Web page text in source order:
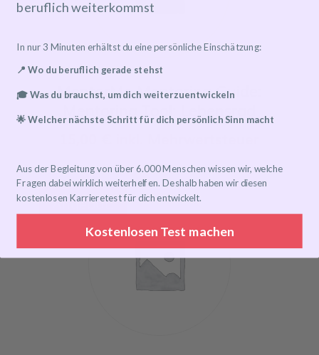
MentorMe Mentoring Guide:
Angebot!
beruflich weiterkommst
In nur 3 Minuten erhältst du eine persönliche Einschätzung:
📍 Wo du beruflich gerade stehst
🎓 Was du brauchst, um dich weiterzuentwickeln
🌟 Welcher nächste Schritt für dich persönlich Sinn macht
Aus der Begleitung von über 6.000 Menschen wissen wir, welche
Fragen dabei wirklich weiterhelfen. Deshalb haben wir diesen
kostenlosen Karrieretest für dich entwickelt.
Kostenlosen Test machen